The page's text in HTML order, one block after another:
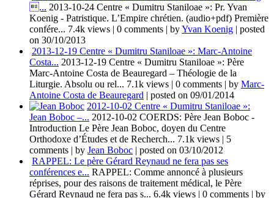
... 2013-10-24 Centre « Dumitru Staniloae »: Pr. Yvan
Koenig - Patristique. L’Empire chrétien. (audio+pdf) Première
confére... 7.4k views | 0 comments | byYvan Koenig | posted
on 30/10/2013
2013-12-19 Centre « Dumitru Staniloae »: Marc-Antoine
Costa... 2013-12-19 Centre « Dumitru Staniloae »: Père
Marc-Antoine Costa de Beauregard – Théologie de la
Liturgie. Absolu ou rel... 7.1k views | 0 comments | by Marc-
Antoine Costa de Beauregard | posted on 09/01/2014
2012-10-02 Centre « Dumitru Staniloae »:
Jean Boboc –... 2012-10-02 COERDS: Père Jean Boboc -
Introduction Le Père Jean Boboc, doyen du Centre
Orthodoxe d’Études et de Recherch... 7.1k views | 5
comments | by Jean Boboc | posted on 03/10/2012
RAPPEL: Le père Gérard Reynaud ne fera pas ses
conférences e... RAPPEL: Comme annoncé à plusieurs
réprises, pour des raisons de traitement médical, le Père
Gérard Reynaud ne fera pas s... 6.4k views | 0 comments | by